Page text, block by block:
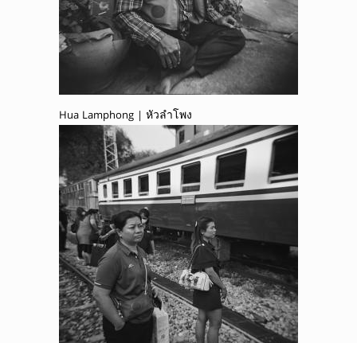
Hua Lamphong | หัวลำโพง